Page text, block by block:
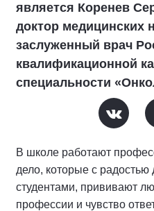
является Коренев
доктор медицинских
заслуженный врач
квалификационной
специальности
В школе работают
дело, которые с радостью
студентами, прививают
профессии и чувство